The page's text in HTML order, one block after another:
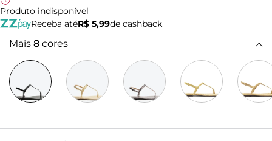
Produto indisponível
Receba atéR$ 5,99de cashback
Mais 8 cores